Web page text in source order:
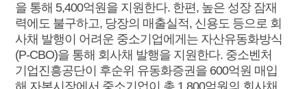
을 통해 5,400억원을 지원한다. 한편, 높은 성장 잠재
력에도 불구하고, 당장의 매출실적, 신용도 등으로 회
사채 발행이 어려운 중소기업에게는 자산유동화방식
(P-CBO)을 통해 회사채 발행을 지원한다. 중소벤처
기업진흥공단이 후순위 유동화증권을 600억원 매입
해 자본시장에서 중소기업이 총 1,800억원의 회사채